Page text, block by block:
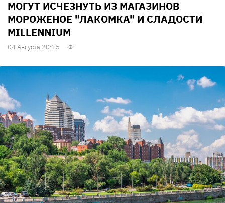
МОГУТ ИСЧЕЗНУТЬ ИЗ МАГАЗИНОВ
МОРОЖЕНОЕ "ЛАКОМКА" И СЛАДОСТИ
MILLENNIUM
04 Августа 20:15